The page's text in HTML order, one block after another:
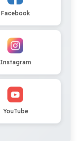
Facebook
Instagram
YouTube